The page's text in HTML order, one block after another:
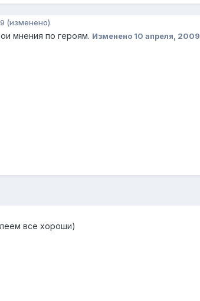
(изменено)
мнения по героям. Изменено 10 апреля, 2009
все хороши)